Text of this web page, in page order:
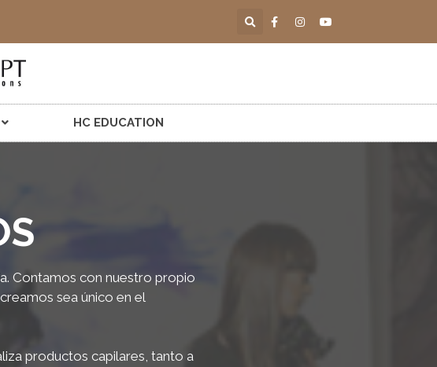
HC EDUCATION
Contamos con nuestro propio
sea único en el
productos capilares, tanto a